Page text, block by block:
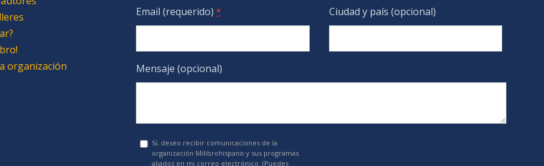
organización
Email (requerido) * Ciudad y país (opcional)
Mensaje (opcional)
Sí, deseo recibir comunicaciones de la
organización Milibrohispano y sus programas
aliados en mi correo electrónico. (Puedes